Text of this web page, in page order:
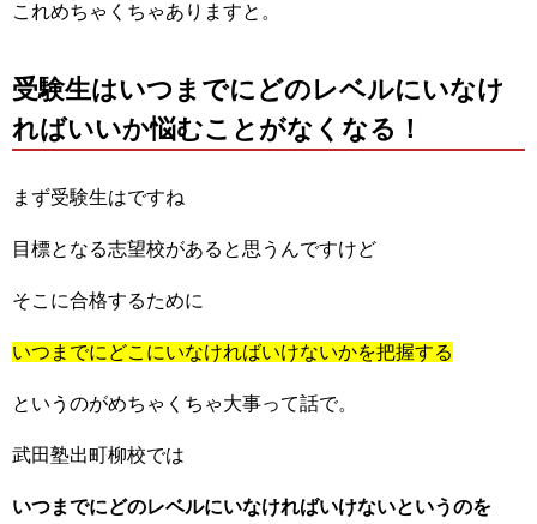
これめちゃくちゃありますと。
受験生はいつまでにどのレベルにいなけ
ればいいか悩むことがなくなる！
まず受験生はですね
目標となる志望校があると思うんですけど
そこに合格するために
いつまでにどこにいなければいけないかを把握する
というのがめちゃくちゃ大事って話で。
武田塾出町柳校では
いつまでにどのレベルにいなければいけないというのを